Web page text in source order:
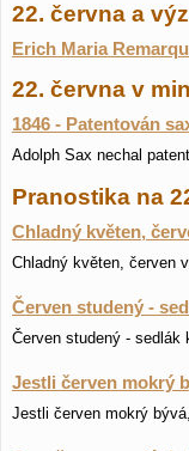
22. června a
Erich Maria
22. června v
1846 - Patentován
Adolph Sax nechal
Pranostika na
Chladný květen,
Chladný květen, červen
Červen studený -
Červen studený - sedlák
Jestli červen mokrý
Jestli červen mokrý